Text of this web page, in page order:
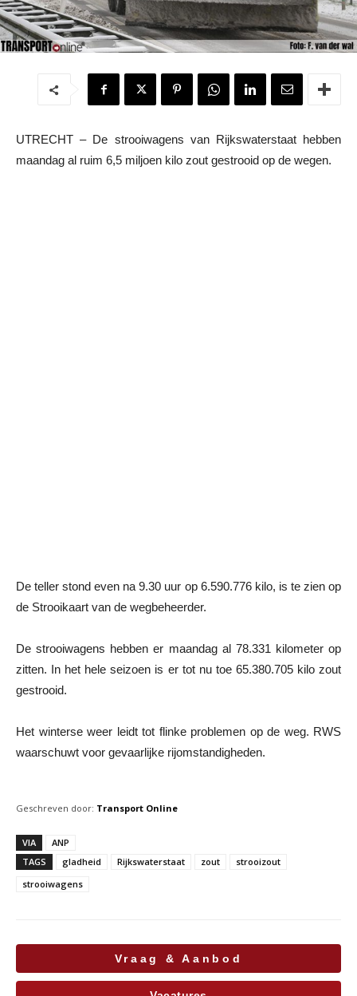
UTRECHT – De strooiwagens van Rijkswaterstaat hebben
maandag al ruim 6,5 miljoen kilo zout gestrooid op de wegen.
De teller stond even na 9.30 uur op 6.590.776 kilo, is te zien op
de Strooikaart van de wegbeheerder.
De strooiwagens hebben er maandag al 78.331 kilometer op
zitten. In het hele seizoen is er tot nu toe 65.380.705 kilo zout
gestrooid.
Het winterse weer leidt tot flinke problemen op de weg. RWS
waarschuwt voor gevaarlijke rijomstandigheden.
Geschreven door: Transport Online
VIA
ANP
TAGS
gladheid Rijkswaterstaat zout
strooizout
strooiwagens
Vraag & Aanbod